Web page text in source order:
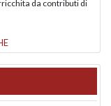
da contributi di